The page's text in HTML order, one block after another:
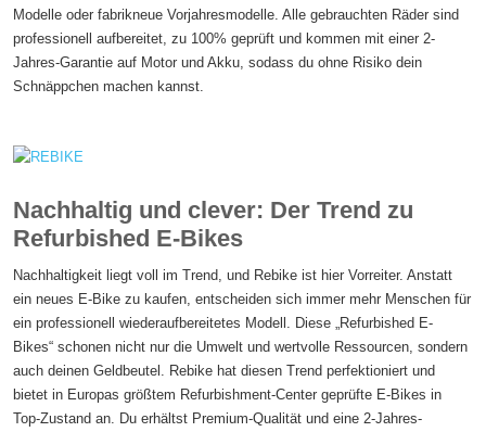
Modelle oder fabrikneue Vorjahresmodelle. Alle gebrauchten Räder sind
professionell aufbereitet, zu 100% geprüft und kommen mit einer 2-
Jahres-Garantie auf Motor und Akku, sodass du ohne Risiko dein
Schnäppchen machen kannst.
Nachhaltig und clever: Der Trend zu
Refurbished E-Bikes
Nachhaltigkeit liegt voll im Trend, und Rebike ist hier Vorreiter. Anstatt
ein neues E-Bike zu kaufen, entscheiden sich immer mehr Menschen für
ein professionell wiederaufbereitetes Modell. Diese „Refurbished E-
Bikes“ schonen nicht nur die Umwelt und wertvolle Ressourcen, sondern
auch deinen Geldbeutel. Rebike hat diesen Trend perfektioniert und
bietet in Europas größtem Refurbishment-Center geprüfte E-Bikes in
Top-Zustand an. Du erhältst Premium-Qualität und eine 2-Jahres-